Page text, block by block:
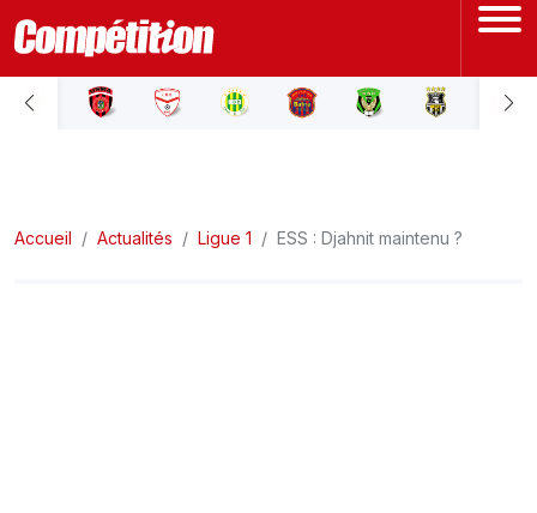
ACCUEIL
LIGUE 2
Accueil Actualités Ligue 1 ESS : Djahnit maintenu ?